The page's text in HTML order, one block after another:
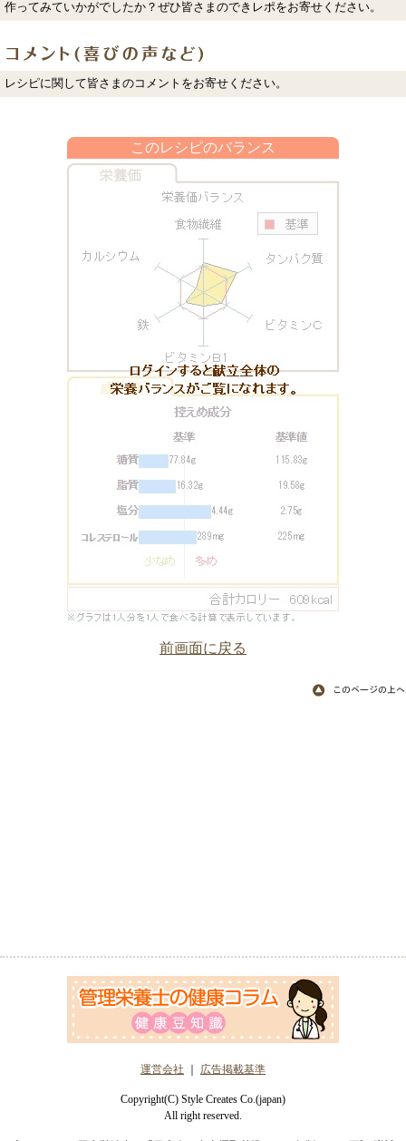
作ってみていかがでしたか？ぜひ皆さまのできレポをお寄せください。
レシピに関して皆さまのコメントをお寄せください。
このレシピのバランス
前画面に戻る
運営会社 広告掲載基準
Copyright(C) Style Creates Co.(japan)
All right reserved.